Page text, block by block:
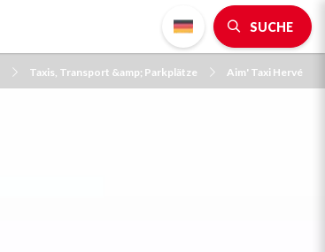
SUCHE
Taxis, Transport &amp; Parkplätze Aim' Taxi Hervé